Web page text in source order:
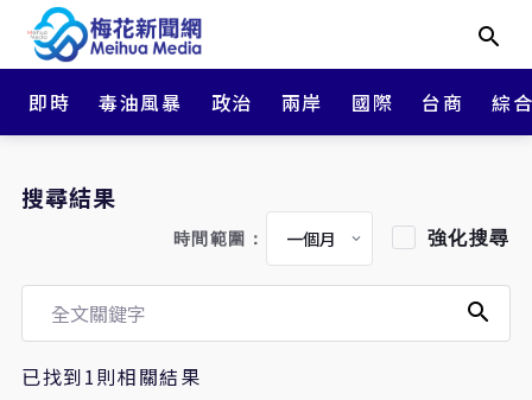
即時 毒油風暴 政治 兩岸 國際 台商 綜
搜尋結果
時間範圍： 強化搜尋
已找到1則相關結果